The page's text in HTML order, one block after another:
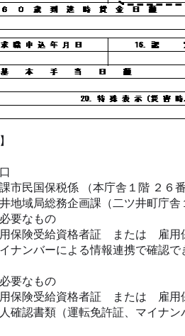
国保税係 （本庁舎１階 ２６番
局総務企画課（二ツ井町庁舎１
なもの
受給資格者証 または 雇用保
イナンバーによる情報連携で確認で
なもの
保険受給資格者証 または 雇用
書類（運転免許証、マイナンバ